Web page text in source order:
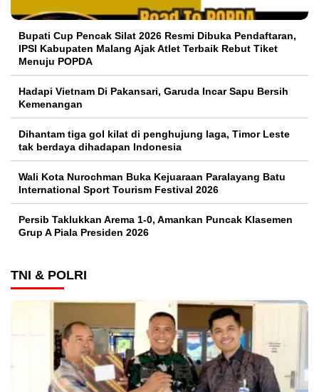
Bupati Cup Pencak Silat 2026 Resmi Dibuka Pendaftaran,
IPSI Kabupaten Malang Ajak Atlet Terbaik Rebut Tiket
Menuju POPDA
Hadapi Vietnam Di Pakansari, Garuda Incar Sapu Bersih
Kemenangan
Dihantam tiga gol kilat di penghujung laga, Timor Leste
tak berdaya dihadapan Indonesia
Wali Kota Nurochman Buka Kejuaraan Paralayang Batu
International Sport Tourism Festival 2026
Persib Taklukkan Arema 1-0, Amankan Puncak Klasemen
Grup A Piala Presiden 2026
TNI & POLRI